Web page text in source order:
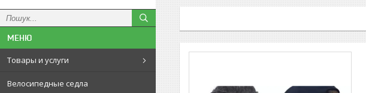
Товары и услуги
Велосипедные седла